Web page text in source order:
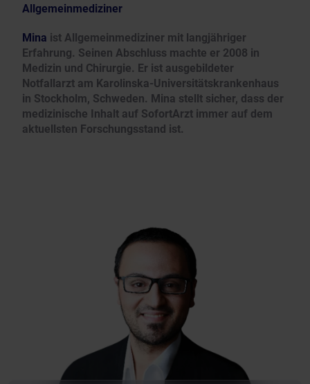
Allgemeinmediziner
Mina ist Allgemeinmediziner mit langjähriger
Erfahrung. Seinen Abschluss machte er 2008 in
Medizin und Chirurgie. Er ist ausgebildeter
Notfallarzt am Karolinska-Universitätskrankenhaus
in Stockholm, Schweden. Mina stellt sicher, dass der
medizinische Inhalt auf SofortArzt immer auf dem
aktuellsten Forschungsstand ist.